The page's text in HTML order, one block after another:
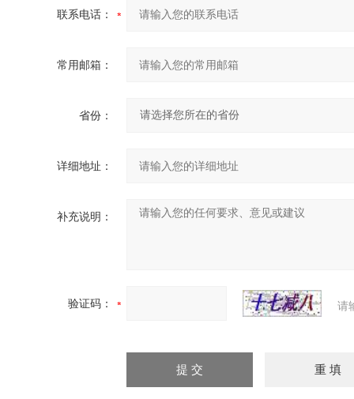
联系电话：
常用邮箱：
省份：
详细地址：
补充说明：
验证码： 请